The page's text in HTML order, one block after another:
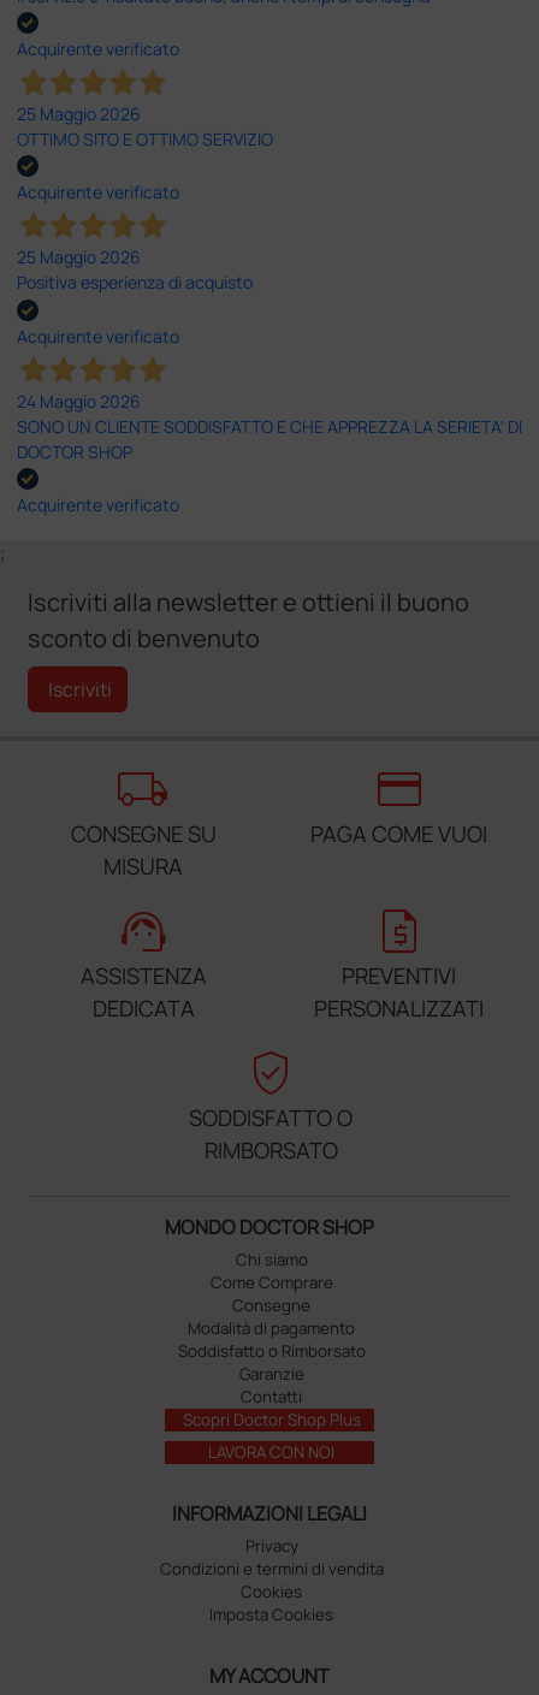
Acquirente verificato
25 Maggio 2026
OTTIMO SITO E OTTIMO SERVIZIO
Acquirente verificato
25 Maggio 2026
Positiva esperienza di acquisto
Acquirente verificato
24 Maggio 2026
SONO UN CLIENTE SODDISFATTO E CHE APPREZZA LA SERIETA' DI
DOCTOR SHOP
Acquirente verificato
;
Iscriviti alla newsletter e ottieni il buono
sconto di benvenuto
Iscriviti
local_shipping
CONSEGNE SU
MISURA
credit_card
PAGA COME VUOI
support_agent
ASSISTENZA
DEDICATA
request_quote
PREVENTIVI
PERSONALIZZATI
verified_user
SODDISFATTO O
RIMBORSATO
MONDO DOCTOR SHOP
Chi siamo
Come Comprare
Consegne
Modalità di pagamento
Soddisfatto o Rimborsato
Garanzie
Contatti
Scopri Doctor Shop Plus
LAVORA CON NOI
INFORMAZIONI LEGALI
Privacy
Condizioni e termini di vendita
Cookies
Imposta Cookies
MY ACCOUNT